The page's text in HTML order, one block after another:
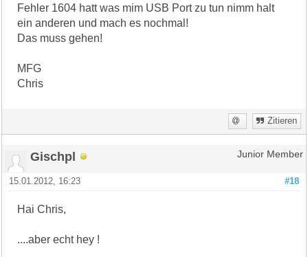
Fehler 1604 hatt was mim USB Port zu tun nimm halt
ein anderen und mach es nochmal!
Das muss gehen!
MFG
Chris
Zitieren
Gischpl Junior Member
#18
15.01.2012, 16:23
Hai Chris,
....aber echt hey !